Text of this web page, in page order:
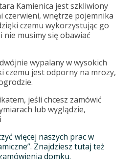
Kamienica jest szkliwiony
czerwieni, wnętrze pojemnika
czemu wykorzystując go
nie musimy się obawiać
wypalany w wysokich
czemu jest odporny na mrozy,
jeśli chcesz zamówić
lub wyglądzie,
więcej naszych prac w
Znajdziesz tutaj też
domku.